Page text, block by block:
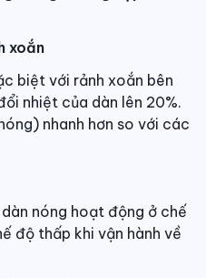
xoắn
biệt với rảnh xoắn bên
nhiệt của dàn lên 20%.
nhanh hơn so với các
nóng hoạt động ở chế
độ thấp khi vận hành về